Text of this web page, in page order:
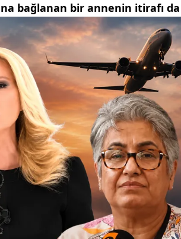
bağlanan bir annenin itirafı